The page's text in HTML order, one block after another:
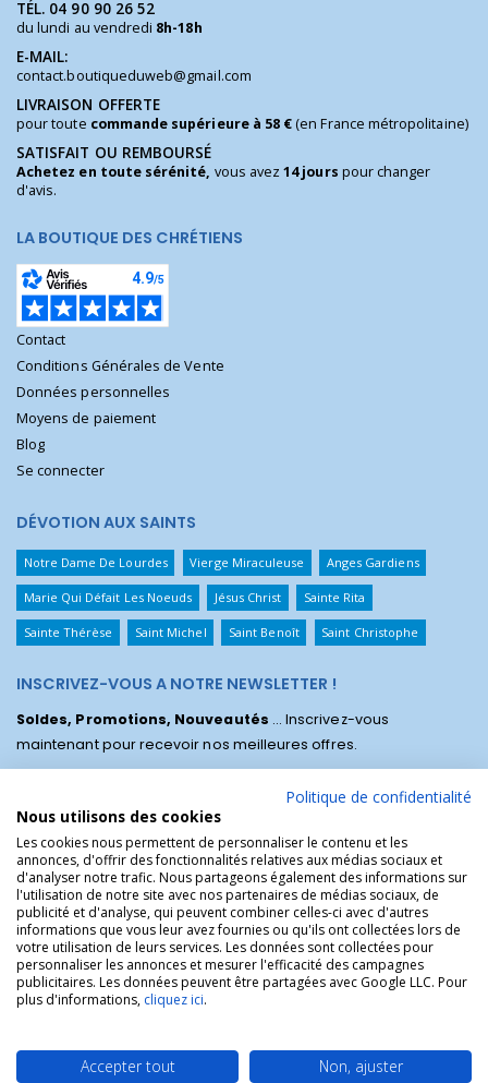
TÉL. 04 90 90 26 52
du lundi au vendredi 8h-18h
E-MAIL:
contact.boutiqueduweb@gmail.com
LIVRAISON OFFERTE
pour toute commande supérieure à 58 €(en France métropolitaine)
SATISFAIT OU REMBOURSÉ
Achetez en toute sérénité, vous avez14 jours pour changer
d'avis.
LA BOUTIQUE DES CHRÉTIENS
Contact
Conditions Générales de Vente
Données personnelles
Moyens de paiement
Blog
Se connecter
DÉVOTION AUX SAINTS
Notre Dame De Lourdes Vierge Miraculeuse Anges Gardiens
Marie Qui Défait Les Noeuds Jésus Christ Sainte Rita
Sainte Thérèse Saint Michel Saint Benoît Saint Christophe
INSCRIVEZ-VOUS A NOTRE NEWSLETTER !
Soldes, Promotions, Nouveautés ... Inscrivez-vous
maintenant pour recevoir nos meilleures offres.
La Boutique des Chrétiens © | La boutique religieuse chrétienne de
référence !.
Politique de confidentialité
Nous utilisons des cookies
Les cookies nous permettent de personnaliser le contenu et les
annonces, d'offrir des fonctionnalités relatives aux médias sociaux et
d'analyser notre trafic. Nous partageons également des informations sur
l'utilisation de notre site avec nos partenaires de médias sociaux, de
publicité et d'analyse, qui peuvent combiner celles-ci avec d'autres
informations que vous leur avez fournies ou qu'ils ont collectées lors de
votre utilisation de leurs services. Les données sont collectées pour
personnaliser les annonces et mesurer l'efficacité des campagnes
publicitaires. Les données peuvent être partagées avec Google LLC. Pour
plus d'informations, cliquez ici.
Accepter tout Non, ajuster